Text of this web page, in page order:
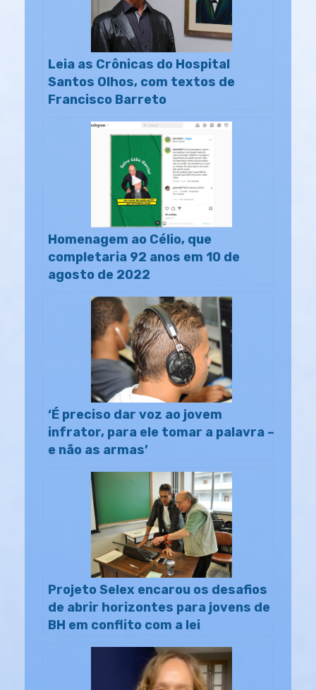
Leia as Crônicas do Hospital
Santos Olhos, com textos de
Francisco Barreto
Homenagem ao Célio, que
completaria 92 anos em 10 de
agosto de 2022
‘É preciso dar voz ao jovem
infrator, para ele tomar a palavra –
e não as armas’
Projeto Selex encarou os desafios
de abrir horizontes para jovens de
BH em conflito com a lei